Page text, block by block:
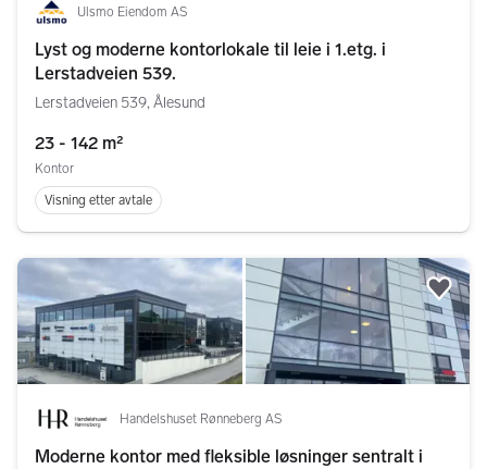
Ulsmo Eiendom AS
Lyst og moderne kontorlokale til leie i 1.etg. i
Lerstadveien 539.
Lerstadveien 539, Ålesund
23 - 142 m²
Kontor
Visning etter avtale
Handelshuset Rønneberg AS
Moderne kontor med fleksible løsninger sentralt i